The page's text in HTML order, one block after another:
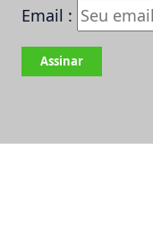
Email :